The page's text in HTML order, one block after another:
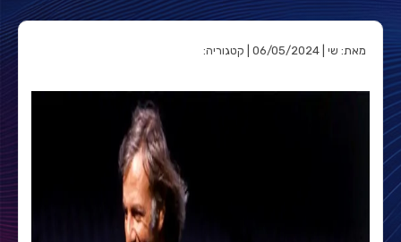
מאת: שי | 06/05/2024 | קטגוריה: